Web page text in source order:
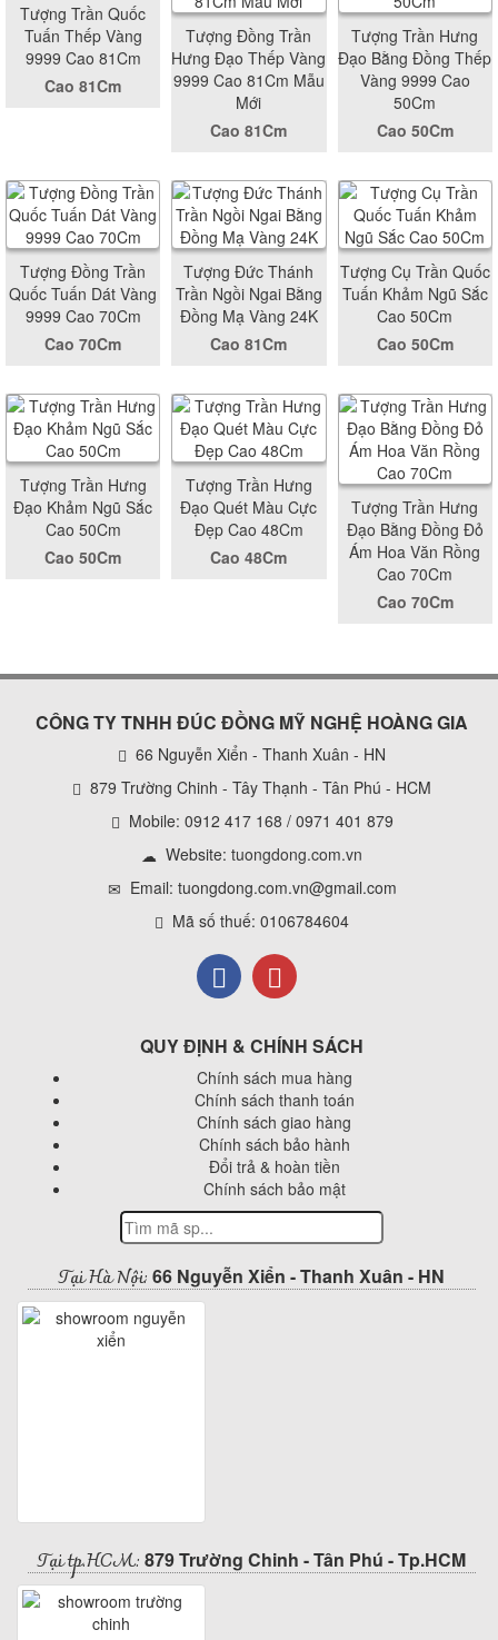
Tượng Trần Quốc
Tuấn Thếp Vàng
9999 Cao 81Cm
Cao 81Cm
Tượng Đồng Trần
Hưng Đạo Thếp Vàng
9999 Cao 81Cm Mẫu
Mới
Cao 81Cm
Tượng Trần Hưng
Đạo Bằng Đồng Thếp
Vàng 9999 Cao
50Cm
Cao 50Cm
Tượng Đồng Trần
Quốc Tuấn Dát Vàng
9999 Cao 70Cm
Cao 70Cm
Tượng Đức Thánh
Trần Ngồi Ngai Bằng
Đồng Mạ Vàng 24K
Cao 81Cm
Tượng Cụ Trần Quốc
Tuấn Khảm Ngũ Sắc
Cao 50Cm
Cao 50Cm
Tượng Trần Hưng
Đạo Khảm Ngũ Sắc
Cao 50Cm
Cao 50Cm
Tượng Trần Hưng
Đạo Quét Màu Cực
Đẹp Cao 48Cm
Cao 48Cm
Tượng Trần Hưng
Đạo Bằng Đồng Đỏ
Ám Hoa Văn Rồng
Cao 70Cm
Cao 70Cm
CÔNG TY TNHH ĐÚC ĐỒNG MỸ NGHỆ HOÀNG GIA
66 Nguyễn Xiển - Thanh Xuân - HN
879 Trường Chinh - Tây Thạnh - Tân Phú - HCM
Mobile: 0912 417 168 / 0971 401 879
Website: tuongdong.com.vn
Email: tuongdong.com.vn@gmail.com
Mã số thuế: 0106784604
QUY ĐỊNH & CHÍNH SÁCH
Chính sách mua hàng
Chính sách thanh toán
Chính sách giao hàng
Chính sách bảo hành
Đổi trả & hoàn tiền
Chính sách bảo mật
Tại Hà Nội: 66 Nguyễn Xiển - Thanh Xuân - HN
Tại tp.HCM: 879 Trường Chinh - Tân Phú - Tp.HCM